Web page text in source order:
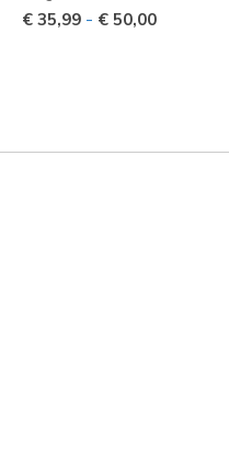
€ 35,99 - € 50,00